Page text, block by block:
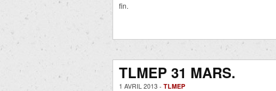
fin.
TLMEP 31 MARS.
1 AVRIL 2013 - TLMEP